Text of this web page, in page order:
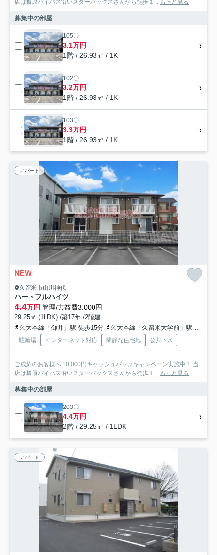
店は櫛原バイパス沿いスターバックスさんから徒歩１... もっと見る
募集中の部屋
105〇
3.1万円
1階 / 26.93㎡ / 1K
102〇
3.2万円
1階 / 26.93㎡ / 1K
103〇
3.3万円
1階 / 26.93㎡ / 1K
アパート
NEW
久留米市山川神代
ハートフルハイツ
4.4万円 管理/共益費3,000円
29.25㎡ (1LDK) /築17年 /2階建
久大本線「御井」駅 徒歩15分
久大本線「久留米大学前」駅 徒歩26分
駐輪場 インターネット対応 閑静な住宅地 公共下水
ご成約のお客様へ 10,000円キャッシュバックキャンペーン実施中！ 当
店は櫛原バイパス沿いスターバックスさんから徒歩１... もっと見る
募集中の部屋
203〇
4.4万円
2階 / 29.25㎡ / 1LDK
アパート